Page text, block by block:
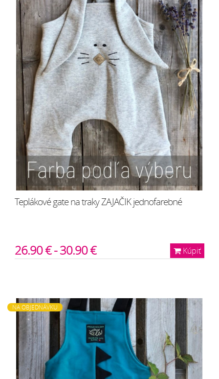
Teplákové gate na traky ZAJAČIK jednofarebné
Kúpiť
26.90 € - 30.90 €
NA OBJEDNÁVKU